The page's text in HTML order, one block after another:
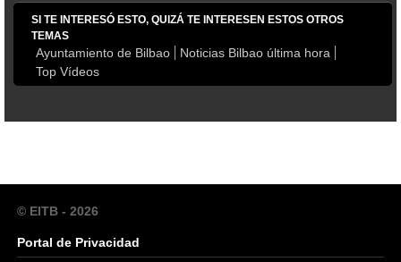
SI TE INTERESÓ ESTO, QUIZÁ TE INTERESEN ESTOS OTROS
TEMAS
Ayuntamiento de Bilbao
Noticias Bilbao última hora
Top Vídeos
© EITB - 2026
Portal de Privacidad